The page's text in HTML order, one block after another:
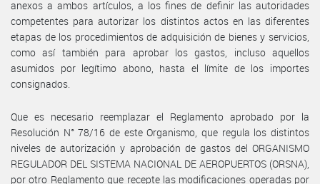
anexos a ambos artículos, a los fines de definir las autoridades
competentes para autorizar los distintos actos en las diferentes
etapas de los procedimientos de adquisición de bienes y servicios,
como así también para aprobar los gastos, incluso aquellos
asumidos por legítimo abono, hasta el límite de los importes
consignados.
Que es necesario reemplazar el Reglamento aprobado por la
Resolución N° 78/16 de este Organismo, que regula los distintos
niveles de autorización y aprobación de gastos del ORGANISMO
REGULADOR DEL SISTEMA NACIONAL DE AEROPUERTOS (ORSNA),
por otro Reglamento que recepte las modificaciones operadas por